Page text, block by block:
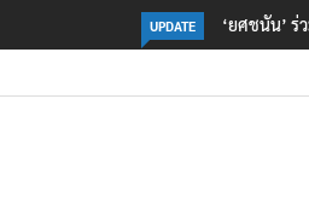
UPDATE ตร. อยู่ระหว่